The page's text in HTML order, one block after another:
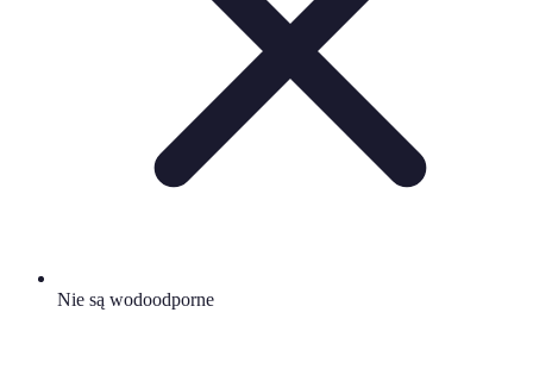
Nie są wodoodporne